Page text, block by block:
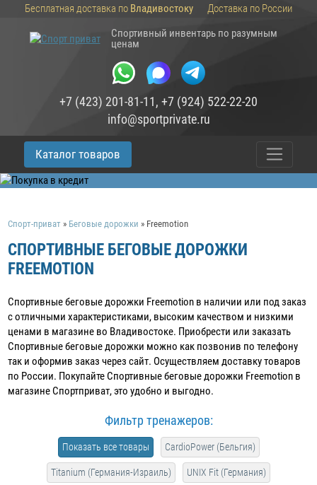
Бесплатная доставка по Владивостоку
Доставка по России
Спортивный инвентарь по разумным
ценам
+7 (423) 201-81-11, +7 (924) 522-22-20
info@sportprivate.ru
Каталог товаров
Спорт-приват » Беговые дорожки » Freemotion
СПОРТИВНЫЕ БЕГОВЫЕ ДОРОЖКИ
FREEMOTION
Спортивные беговые дорожки Freemotion в наличии или под заказ
c отличными характеристиками, высоким качеством и низкими
ценами в магазине во Владивостоке. Приобрести или заказать
Спортивные беговые дорожки можно как позвонив по телефону
так и оформив заказ через сайт. Осуществляем доставку товаров
по России. Покупайте Спортивные беговые дорожки Freemotion в
магазине Спортприват, это удобно и выгодно.
Фильтр тренажеров:
Показать все товары CardioPower (Бельгия)
Titanium (Германия-Израиль) UNIX Fit (Германия)